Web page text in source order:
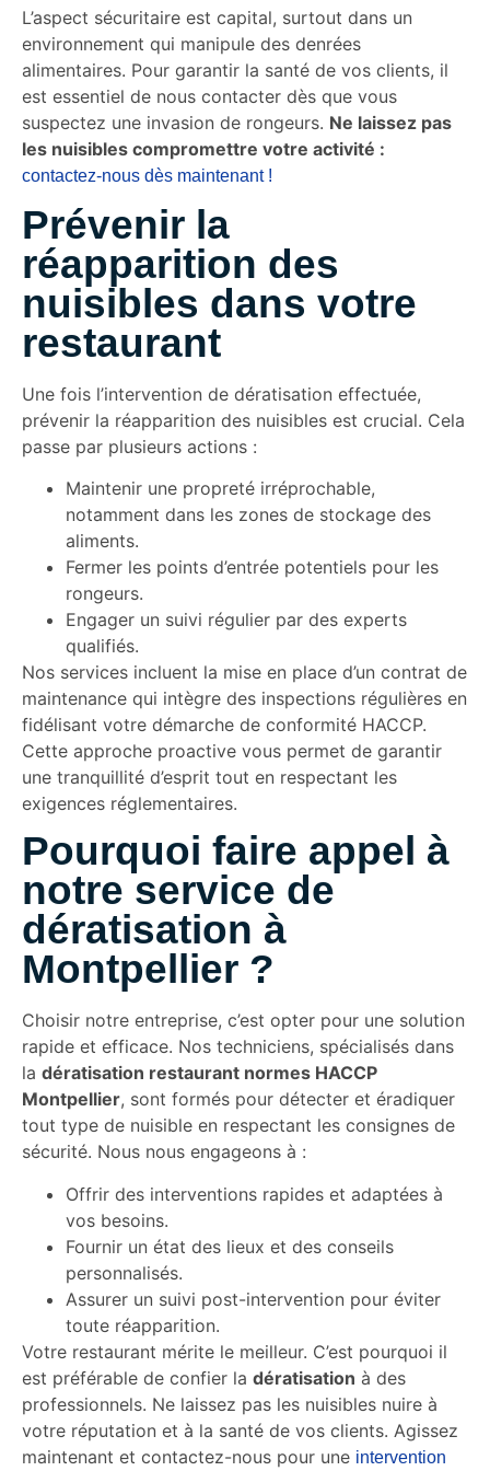
L’aspect sécuritaire est capital, surtout dans un
environnement qui manipule des denrées
alimentaires. Pour garantir la santé de vos clients, il
est essentiel de nous contacter dès que vous
suspectez une invasion de rongeurs. Ne laissez pas
les nuisibles compromettre votre activité :
contactez-nous dès maintenant !
Prévenir la
réapparition des
nuisibles dans votre
restaurant
Une fois l’intervention de dératisation effectuée,
prévenir la réapparition des nuisibles est crucial. Cela
passe par plusieurs actions :
Maintenir une propreté irréprochable,
notamment dans les zones de stockage des
aliments.
Fermer les points d’entrée potentiels pour les
rongeurs.
Engager un suivi régulier par des experts
qualifiés.
Nos services incluent la mise en place d’un contrat de
maintenance qui intègre des inspections régulières en
fidélisant votre démarche de conformité HACCP.
Cette approche proactive vous permet de garantir
une tranquillité d’esprit tout en respectant les
exigences réglementaires.
Pourquoi faire appel à
notre service de
dératisation à
Montpellier ?
Choisir notre entreprise, c’est opter pour une solution
rapide et efficace. Nos techniciens, spécialisés dans
la dératisation restaurant normes HACCP
Montpellier, sont formés pour détecter et éradiquer
tout type de nuisible en respectant les consignes de
sécurité. Nous nous engageons à :
Offrir des interventions rapides et adaptées à
vos besoins.
Fournir un état des lieux et des conseils
personnalisés.
Assurer un suivi post-intervention pour éviter
toute réapparition.
Votre restaurant mérite le meilleur. C’est pourquoi il
est préférable de confier la dératisation à des
professionnels. Ne laissez pas les nuisibles nuire à
votre réputation et à la santé de vos clients. Agissez
maintenant et contactez-nous pour une intervention